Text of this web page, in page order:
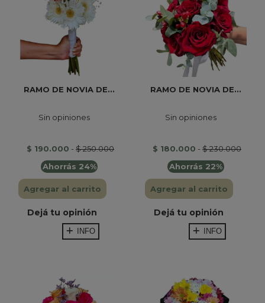
RAMO DE NOVIA DE...
Sin opiniones
$ 190.000 - $ 250.000
Ahorrás 24%
Agregar al carrito
Dejá tu opinión
INFO
RAMO DE NOVIA DE...
Sin opiniones
$ 180.000 - $ 230.000
Ahorrás 22%
Agregar al carrito
Dejá tu opinión
INFO